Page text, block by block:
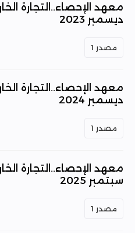
معهد الإحصاء..التجارة
ديسمبر 2023
مصدر 1
معهد الإحصاء..التجارة
ديسمبر 2024
مصدر 1
معهد الإحصاء..التجارة
سبتمبر 2025
مصدر 1